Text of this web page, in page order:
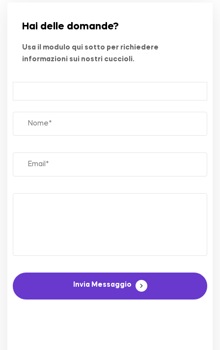
Hai delle domande?
Usa il modulo qui sotto per richiedere
informazioni sui nostri cuccioli.
Invia Messaggio